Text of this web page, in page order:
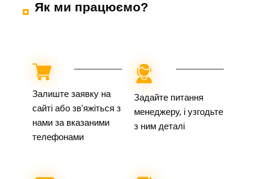
Як ми працюємо?
Залиште заявку на
сайті або зв'яжіться з
нами за вказаними
телефонами
Задайте питання
менеджеру, і узгодьте
з ним деталі